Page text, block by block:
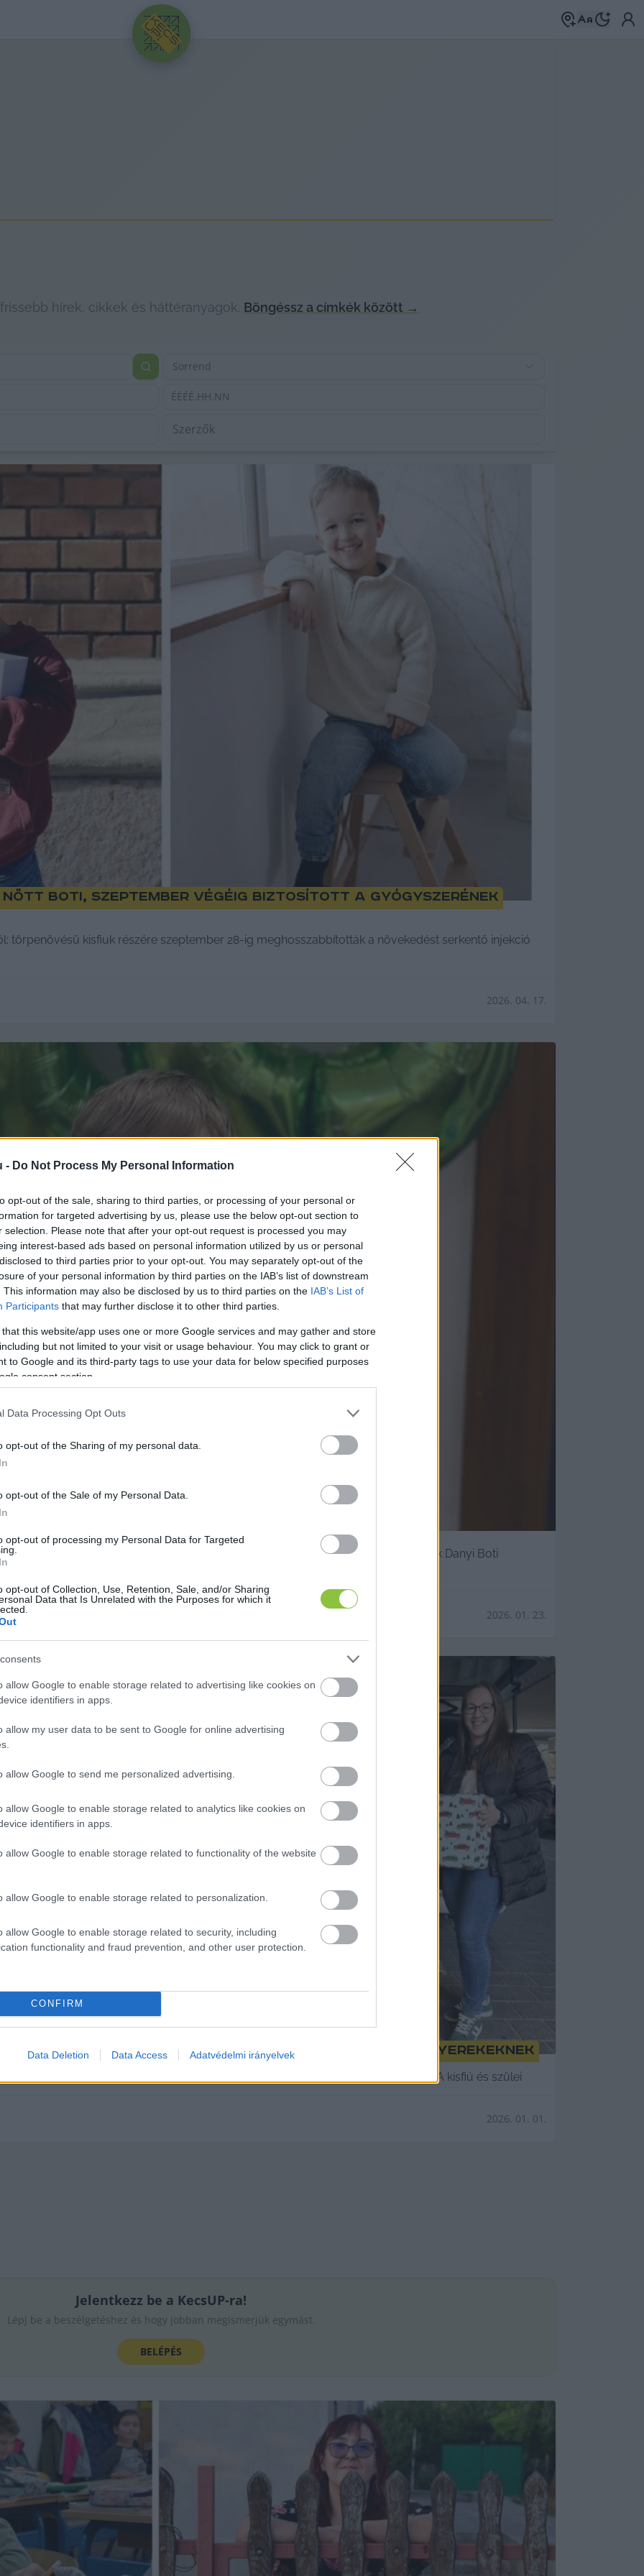
- Do Not Process My Personal Information
opt-out of the sale, sharing to third parties, or processing of your personal or
for targeted advertising by us, please use the below opt-out section to
selection. Please note that after your opt-out request is processed you may
interest-based ads based on personal information utilized by us or personal
to third parties prior to your opt-out. You may separately opt-out of the
of your personal information by third parties on the IAB’s list of downstream
This information may also be disclosed by us to third parties on the IAB’s List of
Participants that may further disclose it to other third parties.
that this website/app uses one or more Google services and may gather and store
but not limited to your visit or usage behaviour. You may click to grant or
to Google and its third-party tags to use your data for below specified purposes
consent section.
Data Processing Opt Outs
opt-out of the Sharing of my personal data.
opt-out of the Sale of my Personal Data.
opt-out of processing my Personal Data for Targeted
opt-out of Collection, Use, Retention, Sale, and/or Sharing
Data that Is Unrelated with the Purposes for which it
allow Google to enable storage related to advertising like cookies on
identifiers in apps.
allow my user data to be sent to Google for online advertising
allow Google to send me personalized advertising.
allow Google to enable storage related to analytics like cookies on
identifiers in apps.
allow Google to enable storage related to functionality of the website
allow Google to enable storage related to personalization.
allow Google to enable storage related to security, including
functionality and fraud prevention, and other user protection.
CONFIRM
Data Deletion Data Access Adatvédelmi irányelvek
HIRDETÉS
hírek, cikkek és háttéranyagok. Böngéssz a címkék között →
Sorrend
ÉÉÉÉ.HH.NN
Boti, szeptember végéig biztosított a gyógyszerének
törpenövésű kisfiuk részére szeptember 28-ig meghosszabbították a növekedést serkentő injekció
2026. 04. 17.
amióta a gyógyszert kapja
egy újabb reménysugár egy jobb és élhetőbb életért" - mondta el a KecsUP-nak Danyi Boti
2026. 01. 23.
és ajándékoztak Botiék a kórházban gyógyuló gyerekeknek
jól tudják, milyen sokat jelentenek az apró figyelmességek a gyerekeknek. A kisfiú és szülei
2026. 01. 01.
Jelentkezz be a KecsUP-ra!
Lépj be a beszélgetéshez és hogy jobban megismerjük egymást.
BELÉPÉS